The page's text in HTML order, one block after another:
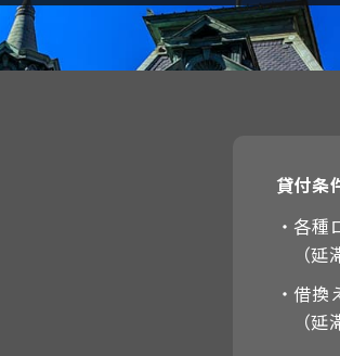
貸付条
・各
（
・借
（